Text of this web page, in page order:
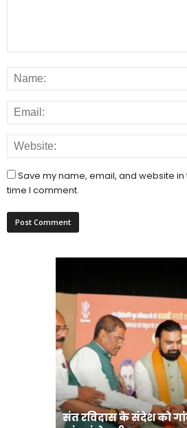
Save my name, email, and website
time I comment.
संत रविदास के संदेश को